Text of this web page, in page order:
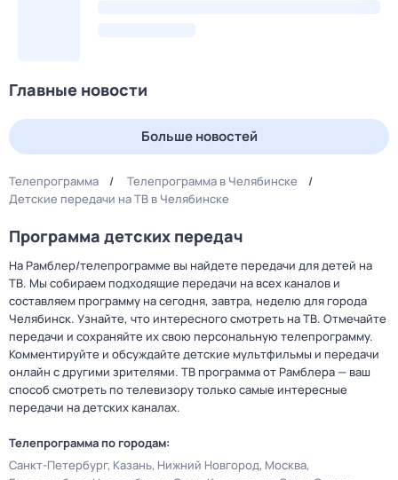
Главные новости
Больше новостей
Телепрограмма
Телепрограмма в Челябинске
Детские передачи на ТВ в Челябинске
Программа детских передач
На Рамблер/телепрограмме вы найдете передачи для детей на
ТВ. Мы собираем подходящие передачи на всех каналов и
составляем программу на сегодня, завтра, неделю для города
Челябинск. Узнайте, что интересного смотреть на ТВ. Отмечайте
передачи и сохраняйте их свою персональную телепрограмму.
Комментируйте и обсуждайте детские мультфильмы и передачи
онлайн с другими зрителями. ТВ программа от Рамблера — ваш
способ смотреть по телевизору только самые интересные
передачи на детских каналах.
Телепрограмма по городам:
Санкт-Петербург Казань Нижний Новгород Москва